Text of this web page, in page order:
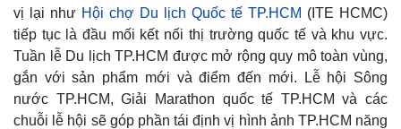
vị lại như Hội chợ Du lịch Quốc tế TP.HCM (ITE HCMC)
tiếp tục là đầu mối kết nối thị trường quốc tế và khu vực.
Tuần lễ Du lịch TP.HCM được mở rộng quy mô toàn vùng,
gắn với sản phẩm mới và điểm đến mới. Lễ hội Sông
nước TP.HCM, Giải Marathon quốc tế TP.HCM và các
chuỗi lễ hội sẽ góp phần tái định vị hình ảnh TP.HCM năng